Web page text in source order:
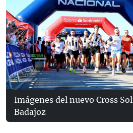
Imágenes del nuevo Cross
Badajoz